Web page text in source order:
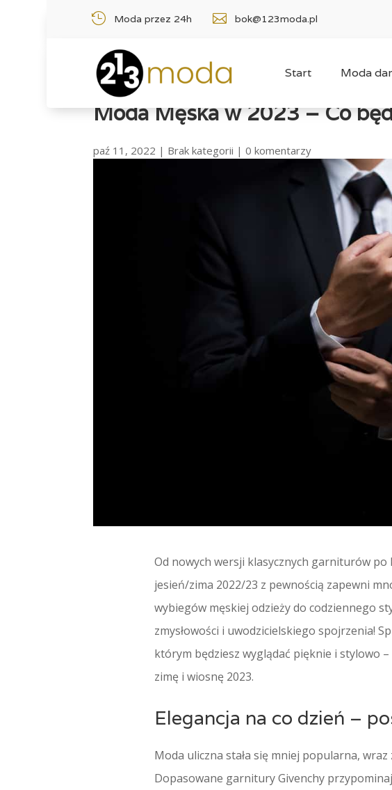
 Moda przez 24h  bok@123moda.pl
Start Moda
Moda Męska w 2023 – Co
paź 11, 2022 | Brak kategorii |0 komentarzy
Od nowych wersji klasycznych garniturów
jesień/zima 2022/23 z pewnością zapewni
wybiegów męskiej odzieży do codziennego
zmysłowości i uwodzicielskiego spojrzenia!
którym będziesz wyglądać pięknie i stylowo
zimę i wiosnę 2023.
Elegancja na co dzień –
Moda uliczna stała się mniej popularna,
Dopasowane garnitury Givenchy